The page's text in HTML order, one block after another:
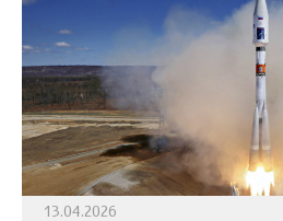
13.04.2026